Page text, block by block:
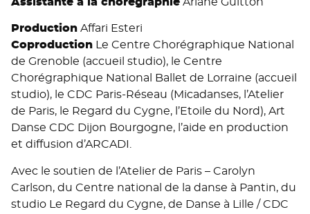
Production Affari Esteri
Coproduction Le Centre Chorégraphique National
de Grenoble (accueil studio), le Centre
Chorégraphique National Ballet de Lorraine (accueil
studio), le CDC Paris-Réseau (Micadanses, l’Atelier
de Paris, le Regard du Cygne, l’Etoile du Nord), Art
Danse CDC Dijon Bourgogne, l’aide en production
et diffusion d’ARCADI.
Avec le soutien de l’Atelier de Paris – Carolyn
Carlson, du Centre national de la danse à Pantin, du
studio Le Regard du Cygne, de Danse à Lille / CDC